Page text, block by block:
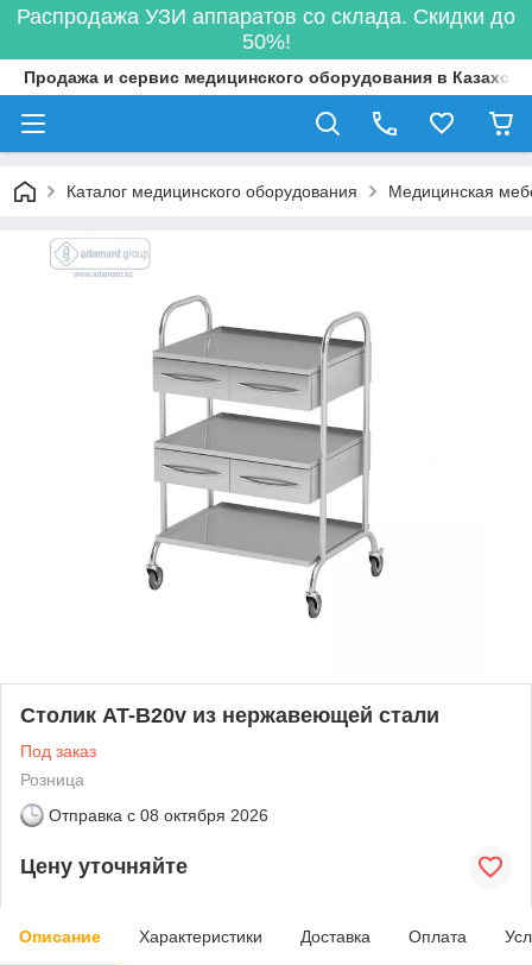
Распродажа УЗИ аппаратов со склада. Скидки до
50%!
Продажа и сервис медицинского оборудования в
Каталог медицинского оборудования Медицинская
Столик AT-B20v из нержавеющей стали
Под заказ
Розница
Отправка с 08 октября 2026
Цену уточняйте
Описание Характеристики Доставка Оплата